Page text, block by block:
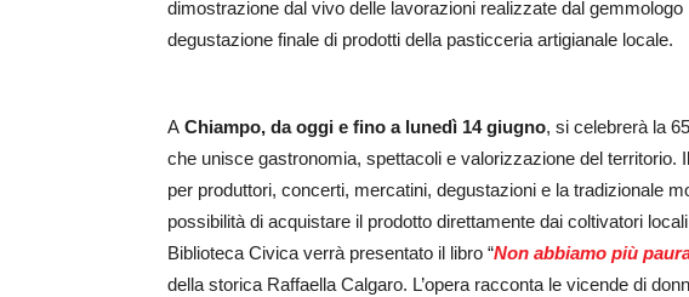
dimostrazione dal vivo delle lavorazioni realizzate dal
degustazione finale di prodotti della pasticceria artigianale locale.
A Chiampo, da oggi e fino a lunedì 14 giugno, si celebrerà la
che unisce gastronomia, spettacoli e valorizzazione del territorio.
per produttori, concerti, mercatini, degustazioni e la tradizionale
possibilità di acquistare il prodotto direttamente dai coltivatori
Biblioteca Civica verrà presentato il libro “Non abbiamo più
della storica Raffaella Calgaro. L’opera racconta le vicende di